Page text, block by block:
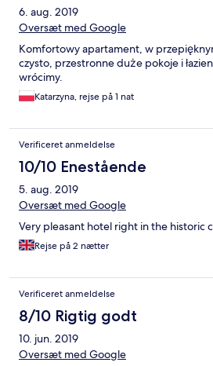
6. aug. 2019
Oversæt med Google
Komfortowy apartament, w
czysto, przestronne duże pokoje i
wrócimy.
Katarzyna, rejse på 1 nat
Verificeret anmeldelse
10/10 Enestående
5. aug. 2019
Oversæt med Google
Very pleasant hotel right in the historic
Rejse på 2 nætter
Verificeret anmeldelse
8/10 Rigtig godt
10. jun. 2019
Oversæt med Google